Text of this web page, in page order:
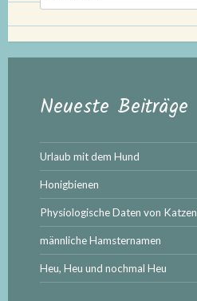
nach:
Neueste Beiträge
Urlaub mit dem Hund
Honigbienen
Physiologische Daten von Katzen
männliche Hamsternamen
Heu, Heu und nochmal Heu